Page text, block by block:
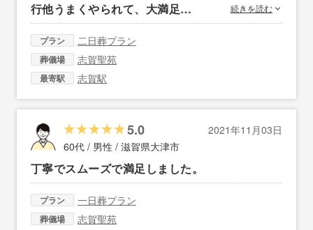
行他うまくやられて、大満足…
続きを読む
プラン 二日葬プラン
葬儀場 志賀聖苑
最寄駅 志賀駅
5.0
2021年11月03日
60代 / 男性 / 滋賀県大津市
丁寧でスムーズで満足しました。
プラン 一日葬プラン
葬儀場 志賀聖苑